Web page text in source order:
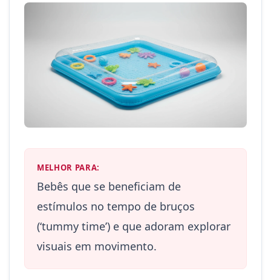
MELHOR PARA:
Bebês que se beneficiam de
estímulos no tempo de bruços
(‘tummy time’) e que adoram explorar
visuais em movimento.